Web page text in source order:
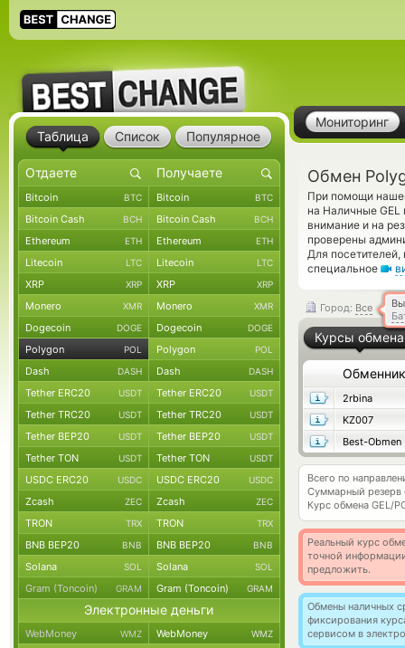
Мониторинг
Обмен
При помощи
на Наличные
внимание и на
проверены
Для
специальное
Город: Все
Курсы обмена
Обменник
2rbina
KZ007
Best-Obmen
Всего по
Суммарный резерв
Курс обмена GEL/
Реальный курс
точной
предложить.
Обмены наличных
фиксирования
сервисом в
Таблица Список Популярное
Bitcoin BTC Bitcoin BTC
Bitcoin Cash BCH Bitcoin Cash BCH
Ethereum ETH Ethereum ETH
Litecoin LTC Litecoin LTC
XRP XRP XRP XRP
Monero XMR Monero XMR
Dogecoin DOGE Dogecoin DOGE
Polygon POL Polygon POL
Dash DASH Dash DASH
Tether ERC20 USDT Tether ERC20 USDT
Tether TRC20 USDT Tether TRC20 USDT
Tether BEP20 USDT Tether BEP20 USDT
Tether TON USDT Tether TON USDT
USDC ERC20 USDC USDC ERC20 USDC
Zcash ZEC Zcash ZEC
TRON TRX TRON TRX
BNB BEP20 BNB BNB BEP20 BNB
Solana SOL Solana SOL
Gram (Toncoin) GRAM Gram (Toncoin) GRAM
Электронные деньги
WebMoney WMZ WebMoney WMZ